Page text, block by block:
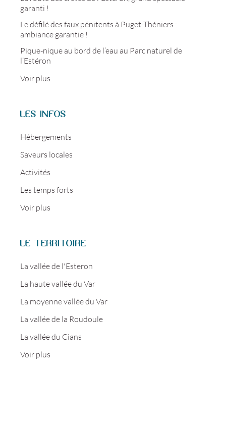
garanti !
Le défilé des faux pénitents à Puget-Théniers :
ambiance garantie !
Pique-nique au bord de l’eau au Parc naturel de
l’Estéron
Voir plus
LES INFOS
Hébergements
Saveurs locales
Activités
Les temps forts
Voir plus
LE TERRITOIRE
La vallée de l'Esteron
La haute vallée du Var
La moyenne vallée du Var
La vallée de la Roudoule
La vallée du Cians
Voir plus